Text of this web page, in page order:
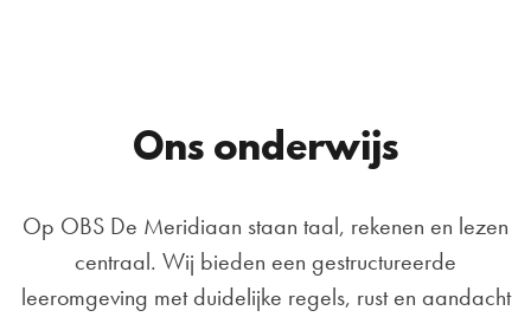
Ons onderwijs
Op OBS De Meridiaan staan taal, rekenen en lezen
centraal. Wij bieden een gestructureerde
leeromgeving met duidelijke regels, rust en aandacht